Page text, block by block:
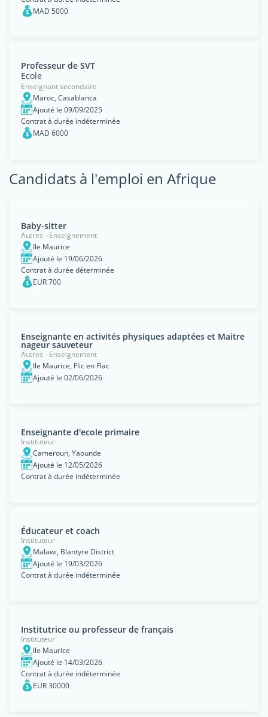
MAD 5000
Professeur de SVT
Ecole
Enseignant secondaire
Maroc, Casablanca
Ajouté le 09/09/2025
Contrat à durée indéterminée
MAD 6000
Candidats à l'emploi en Afrique
Baby-sitter
Autres - Enseignement
Ile Maurice
Ajouté le 19/06/2026
Contrat à durée déterminée
EUR 700
Enseignante en activités physiques adaptées et Maitre
nageur sauveteur
Autres - Enseignement
Ile Maurice, Flic en Flac
Ajouté le 02/06/2026
Enseignante d'ecole primaire
Instituteur
Cameroun, Yaounde
Ajouté le 12/05/2026
Contrat à durée indéterminée
Éducateur et coach
Instituteur
Malawi, Blantyre District
Ajouté le 19/03/2026
Contrat à durée indéterminée
Institutrice ou professeur de français
Instituteur
Ile Maurice
Ajouté le 14/03/2026
Contrat à durée indéterminée
EUR 30000